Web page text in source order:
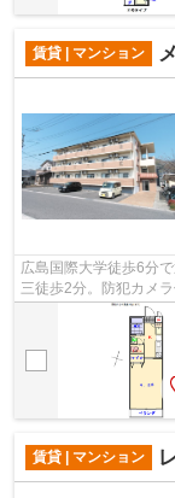
賃貸 | マンション
広島国際大学徒歩6分
三徒歩2分。防犯カメ
水洗浄便座、2口ガス
賃貸 | マンション